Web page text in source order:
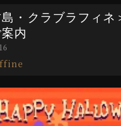
島・クラブラフィネ
内